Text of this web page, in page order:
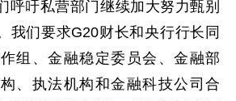
呼吁私营部门继续加大努力甄别
我们要求G20财长和央行行长同
组、金融稳定委员会、金融部
、执法机构和金融科技公司合